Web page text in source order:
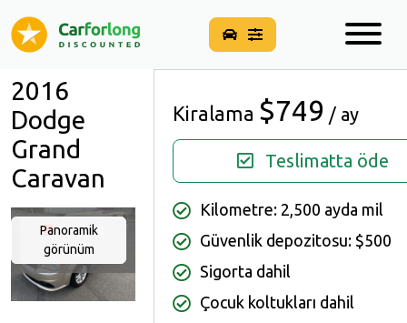
2016
Dodge
Grand
Caravan
Panoramik
görünüm
Müsait
Değil
Kiralama $749 / ay
Teslimatta öde
Kilometre: 2,500 ayda mil
Güvenlik depozitosu: $500
Sigorta dahil
Çocuk koltukları dahil